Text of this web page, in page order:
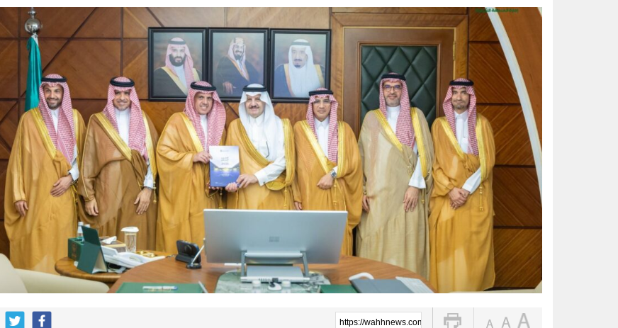
الواحة نيوز صحيفة ترصد نبض الأحساء لحظة بلحظة
قبيل ملحق أبطال آسيا.. طرح تذاكر مباراة الاتحاد والجزيرة الإماراتي للبيع
بالأسماء.. منح وسام الملك عبدالعزيز لـ200 متبرع بأعضائهم
أمانة الشرقية تُرخص 74 لوحة إعلانية بالظهران للحفاظ على المشهد الحضري
أمير الشرقية يؤكد أهمية الاستفادة من التقنيات الحديثة لخدمة الأشخاص ذوي الإعاقة السمعية
أدباء الأحساء تحتفي بإصدار ديوان “أناشيد الزهور” ضمن مشروع سلسلة الكتاب الأول
أمير الشرقية يطّلع على مشروع صندوق “الوقف الإسعافي” للهلال الأحمر السعودي
رسميا.. الكرواتي مارينو بوسيتش مديرا فنيًا لـ الأهلي
https://wahhnews.com/?p=103946